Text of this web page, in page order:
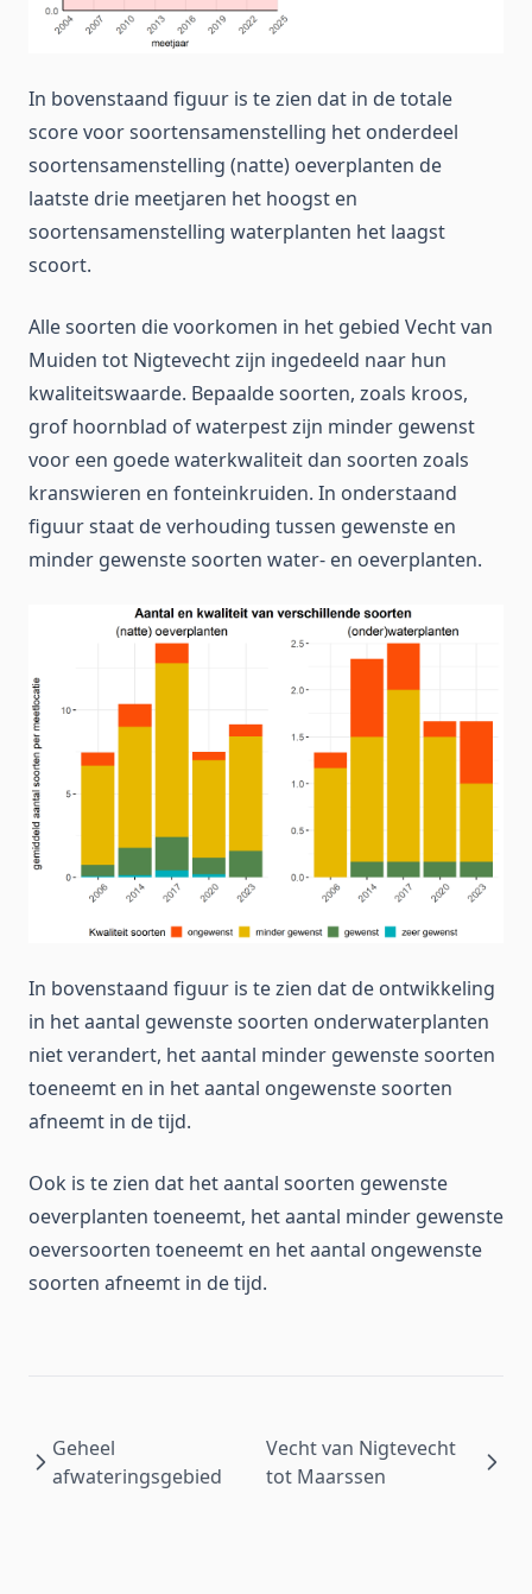
In bovenstaand figuur is te zien dat in de totale
score voor soortensamenstelling het onderdeel
soortensamenstelling (natte) oeverplanten de
laatste drie meetjaren het hoogst en
soortensamenstelling waterplanten het laagst
scoort.
Alle soorten die voorkomen in het gebied Vecht van
Muiden tot Nigtevecht zijn ingedeeld naar hun
kwaliteitswaarde. Bepaalde soorten, zoals kroos,
grof hoornblad of waterpest zijn minder gewenst
voor een goede waterkwaliteit dan soorten zoals
kranswieren en fonteinkruiden. In onderstaand
figuur staat de verhouding tussen gewenste en
minder gewenste soorten water- en oeverplanten.
In bovenstaand figuur is te zien dat de ontwikkeling
in het aantal gewenste soorten onderwaterplanten
niet verandert, het aantal minder gewenste soorten
toeneemt en in het aantal ongewenste soorten
afneemt in de tijd.
Ook is te zien dat het aantal soorten gewenste
oeverplanten toeneemt, het aantal minder gewenste
oeversoorten toeneemt en het aantal ongewenste
soorten afneemt in de tijd.
Geheel
afwateringsgebied
Vecht van Nigtevecht
tot Maarssen